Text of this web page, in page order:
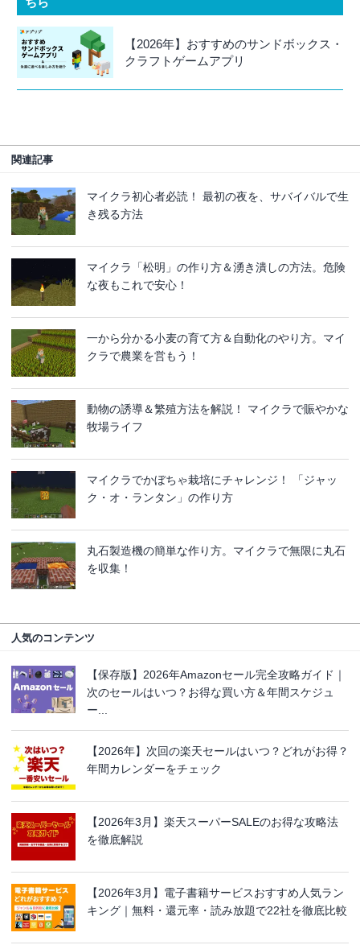
【2026年】おすすめのサンドボックス・
クラフトゲームアプリ
関連記事
マイクラ初心者必読！ 最初の夜を、サバイバルで生
き残る方法
マイクラ「松明」の作り方＆湧き潰しの方法。危険
な夜もこれで安心！
一から分かる小麦の育て方＆自動化のやり方。マイ
クラで農業を営もう！
動物の誘導＆繁殖方法を解説！ マイクラで賑やかな
牧場ライフ
マイクラでかぼちゃ栽培にチャレンジ！ 「ジャッ
ク・オ・ランタン」の作り方
丸石製造機の簡単な作り方。マイクラで無限に丸石
を収集！
人気のコンテンツ
【保存版】2026年Amazonセール完全攻略ガイド｜
次のセールはいつ？お得な買い方＆年間スケジュ
ー...
【2026年】次回の楽天セールはいつ？どれがお得？
年間カレンダーをチェック
【2026年3月】楽天スーパーSALEのお得な攻略法
を徹底解説
【2026年3月】電子書籍サービスおすすめ人気ラン
キング｜無料・還元率・読み放題で22社を徹底比較